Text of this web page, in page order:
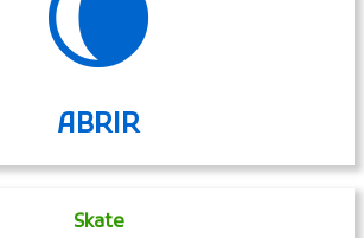
👨‍👩‍👧
ABRIR